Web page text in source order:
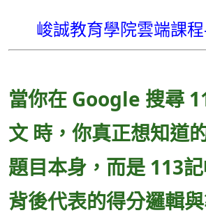
峻誠教育學院雲端課
當你在 Google 搜尋
文 時，你真正想知道
題目本身，而是 113
背後代表的得分邏輯